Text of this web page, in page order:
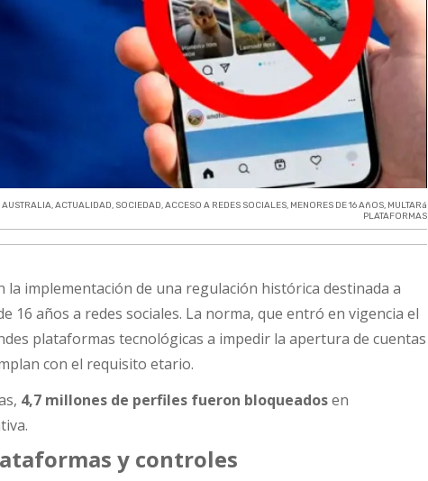
AUSTRALIA,ACTUALIDAD, SOCIEDAD,ACCESO A REDES SOCIALES, MENORES DE 16 AñOS, MULTARá
PLATAFORMAS
la implementación de una regulación histórica destinada a
16 años a redes sociales. La norma, que entró en vigencia el
plataformas tecnológicas a impedir la apertura de cuentas
con el requisito etario.
4,7 millones de perfiles fueron bloqueadosen
y controles